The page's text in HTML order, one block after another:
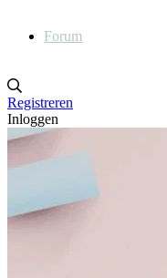
Forum
Registreren
Inloggen